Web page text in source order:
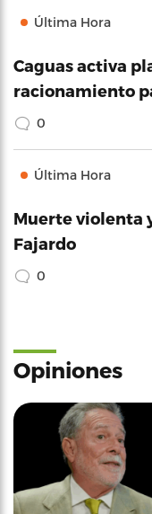
Última Hora
Caguas activa
racionamiento
0
Última Hora
Muerte violenta
Fajardo
0
Opiniones